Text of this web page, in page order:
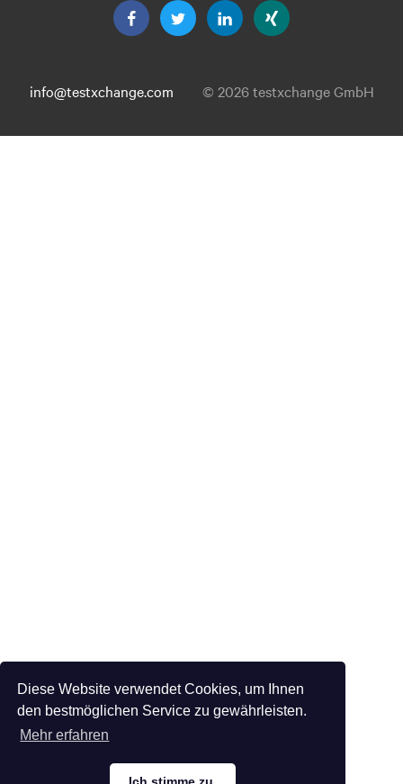
Diese Website verwendet Cookies, um Ihnen
den bestmöglichen Service zu gewährleisten.
Mehr erfahren
info@testxchange.com © 2026 testxchange GmbH